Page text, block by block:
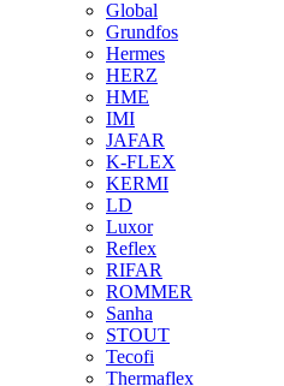
Global
Grundfos
Hermes
HERZ
HME
IMI
JAFAR
K-FLEX
KERMI
LD
Luxor
Reflex
RIFAR
ROMMER
Sanha
STOUT
Tecofi
Thermaflex